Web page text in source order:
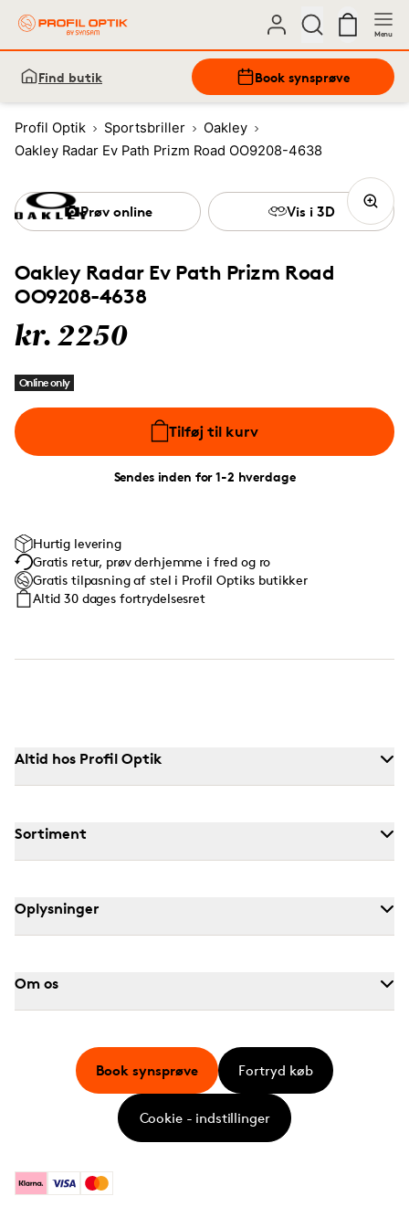
Menu
Find butik Book synsprøve
Profil Optik Sportsbriller
Oakley
Oakley Radar Ev Path Prizm Road OO9208-4638
Oakley Radar Ev Path Prizm Road
OO9208-4638
kr. 2250
Online only
Tilføj til kurv
Sendes inden for 1-2 hverdage
Prøv online Vis i 3D
Hurtig levering
Gratis retur, prøv derhjemme i fred og ro
Gratis tilpasning af stel i Profil Optiks butikker
Altid 30 dages fortrydelsesret
Altid hos Profil Optik
Sortiment
Oplysninger
Om os
KlarnaVisa Mastercard
Book synsprøve Fortryd køb
Cookie - indstillinger